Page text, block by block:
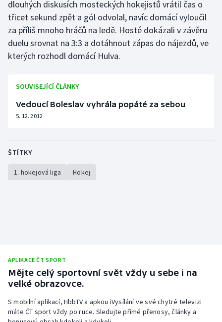
Rychlostní kanoistika
Short track
Sportovní střelba
Triatlon
Vodní slalom
Volejbal
dlouhých diskusích mosteckých hokejistů vrátil čas o
třicet sekund zpět a gól odvolal, navíc domácí vyloučil
za příliš mnoho hráčů na ledě. Hosté dokázali v závěru
duelu srovnat na 3:3 a dotáhnout zápas do nájezdů, ve
kterých rozhodl domácí Hulva.
SOUVISEJÍCÍ ČLÁNKY
Vedoucí Boleslav vyhrála popáté za sebou
5. 12. 2012
ŠTÍTKY
1. hokejová liga Hokej
APLIKACE ČT SPORT
Mějte celý sportovní svět vždy u sebe i na
velké obrazovce.
S mobilní aplikací, HbbTV a apkou iVysílání ve své chytré televizi
máte ČT sport vždy po ruce. Sledujte přímé přenosy, články a